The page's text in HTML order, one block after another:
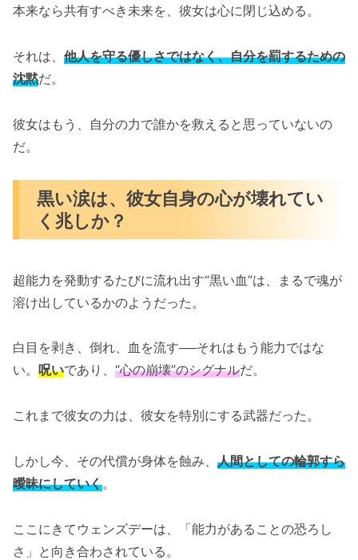
本来なら共有すべき未来を、彼女は心に閉じ込める。
それは、 他人を守る優しさではなく、自分を罰するための
沈黙だ。
彼女はもう、自分の力で誰かを救えると思っていないの
だ。
黒い涙は、彼女自身の心が壊れてい
く兆しか？
超能力を発動するたびに流れ出す“黒い血”は、まるで魂が
溶け出しているかのようだった。
白目を剥き、倒れ、血を流す──それはもう能力ではな
い。 呪いであり、 “心の崩壊”のシグナルだ。
これまで彼女の力は、彼女を特別にする武器だった。
しかし今、その代償が身体を蝕み、 人間としての輪郭すら
曖昧にしていく。
ここにきてウェンズデーは、「能力があることの恐ろし
さ」と向き合わされている。